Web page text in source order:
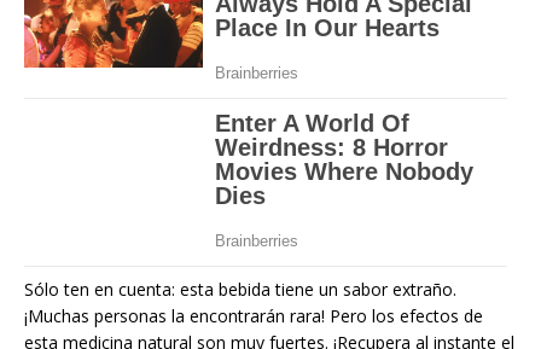
Sólo ten en cuenta: esta bebida tiene un sabor extraño.
¡Muchas personas la encontrarán rara! Pero los efectos de
esta medicina natural son muy fuertes. ¡Recupera al instante el